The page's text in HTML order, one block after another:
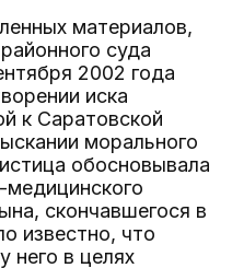
материалов,
суда
2002 года
иска
к Саратовской
морального
обосновывала
медицинского
скончавшегося в
известно, что
него в целях